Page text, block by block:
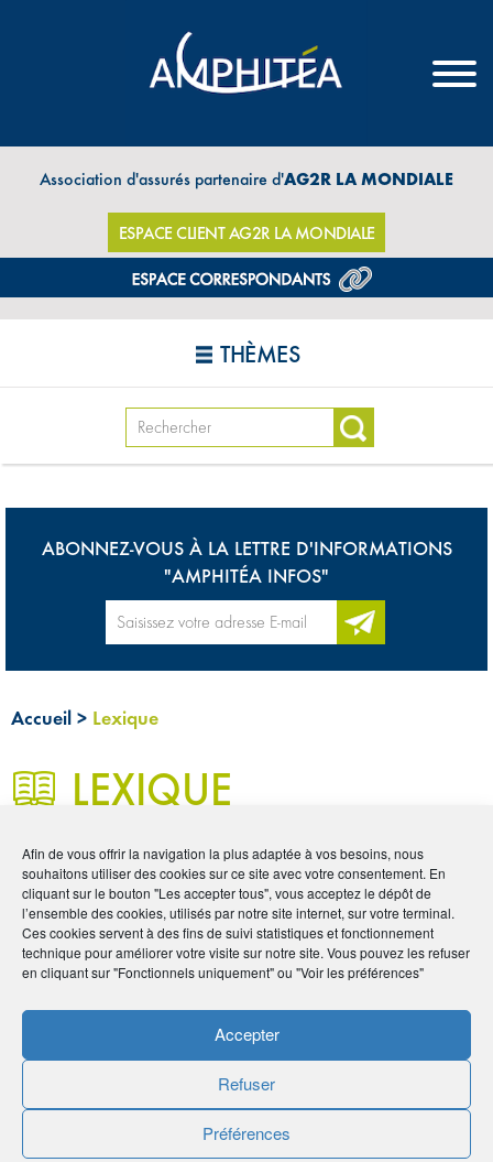
Afin de vous offrir la navigation la plus adaptée à vos besoins, nous
souhaitons utiliser des cookies sur ce site avec votre consentement. En
cliquant sur le bouton "Les accepter tous", vous acceptez le dépôt de
l’ensemble des cookies, utilisés par notre site internet, sur votre terminal.
Ces cookies servent à des fins de suivi statistiques et fonctionnement
technique pour améliorer votre visite sur notre site. Vous pouvez les refuser
en cliquant sur "Fonctionnels uniquement" ou "Voir les préférences"
Accepter
Refuser
Préférences
Association d'assurés partenaire d'AG2R LA MONDIALE
ESPACE CLIENT AG2R LA MONDIALE
THÈMES
ABONNEZ-VOUS À LA LETTRE D'INFORMATIONS
"AMPHITÉA INFOS"
Accueil > Lexique
LEXIQUE
Les mots de l’assurance
L’univers de l’assurance est riche et complexe. Qu’il s’agisse
de prévoyance, de santé, de retraite ou d’épargne, les
indispensable à tout bon choix, AMPHITÉA met ce glossaire
à votre disposition.
Non exhaustif, il a vocation à s’enrichir au fil du temps.
N’hésitez pas à nous faire part de vos remarques, mais aussi
à nous proposer de nouvelles entrées.
0